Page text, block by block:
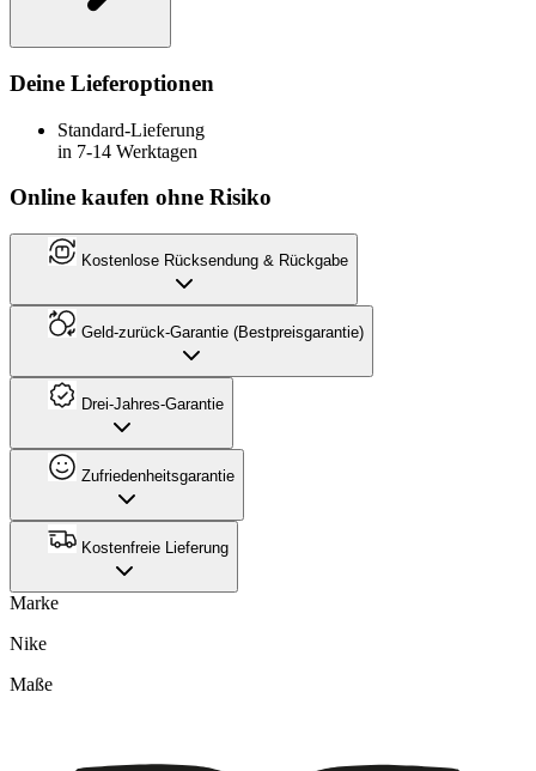
Deine Lieferoptionen
Standard-Lieferung
in 7-14 Werktagen
Online kaufen ohne Risiko
Kostenlose Rücksendung & Rückgabe
Geld-zurück-Garantie (Bestpreisgarantie)
Drei-Jahres-Garantie
Zufriedenheitsgarantie
Kostenfreie Lieferung
Marke
Nike
Maße